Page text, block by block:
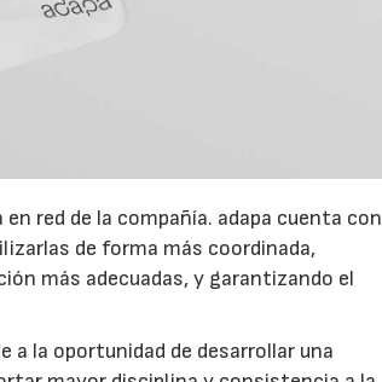
red de la compañía. adapa cuenta con
de forma más coordinada,
más adecuadas, y garantizando el
a la oportunidad de desarrollar una